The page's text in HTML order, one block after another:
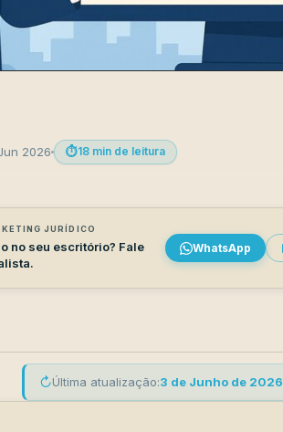
2026 ⏱️18 min de leitura
JURÍDICO
no seu escritório? Fale
WhatsApp
↻Última atualização:3 de Junho de 2026